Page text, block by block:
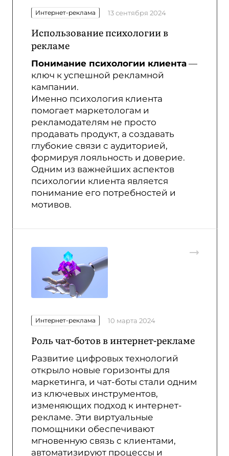
Интернет-реклама 13 сентября 2024
Использование психологии в
рекламе
Понимание психологии клиента—
ключ к успешной рекламной
кампании.
Именно психология клиента
помогает маркетологам и
рекламодателям не просто
продавать продукт, а создавать
глубокие связи с аудиторией,
формируя лояльность и доверие.
Одним из важнейших аспектов
психологии клиента является
понимание его потребностей и
мотивов.
Интернет-реклама 10 марта 2024
Роль чат-ботов в интернет-рекламе
Развитие цифровых технологий
открыло новые горизонты для
маркетинга, и чат-боты стали одним
из ключевых инструментов,
изменяющих подход к интернет-
рекламе. Эти виртуальные
помощники обеспечивают
мгновенную связь с клиентами,
автоматизируют процессы и